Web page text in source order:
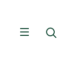
Meny